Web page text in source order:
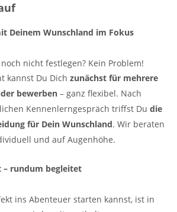
Deinem Wunschland im Fokus
nicht festlegen? Kein Problem!
kannst Du Dich zunächst für mehrere
bewerben – ganz flexibel. Nach
Kennenlerngespräch triffst Du die
für Dein Wunschland. Wir beraten
und auf Augenhöhe.
– rundum begleitet
ins Abenteuer starten kannst, ist in